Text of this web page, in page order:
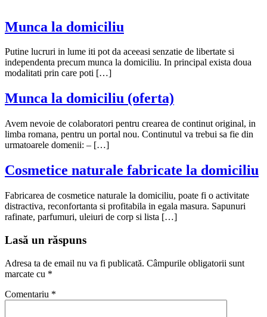
Munca la domiciliu
Putine lucruri in lume iti pot da aceeasi senzatie de libertate si
independenta precum munca la domiciliu. In principal exista doua
modalitati prin care poti […]
Munca la domiciliu (oferta)
Avem nevoie de colaboratori pentru crearea de continut original, in
limba romana, pentru un portal nou. Continutul va trebui sa fie din
urmatoarele domenii: – […]
Cosmetice naturale fabricate la domiciliu
Fabricarea de cosmetice naturale la domiciliu, poate fi o activitate
distractiva, reconfortanta si profitabila in egala masura. Sapunuri
rafinate, parfumuri, uleiuri de corp si lista […]
Lasă un răspuns
Adresa ta de email nu va fi publicată. Câmpurile obligatorii sunt
marcate cu *
Comentariu *